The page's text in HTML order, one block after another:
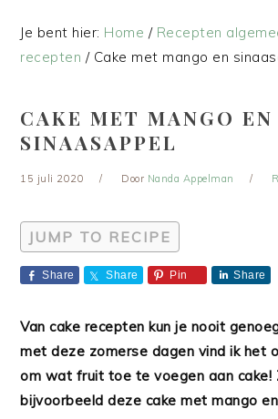
Je bent hier: Home / Recepten
recepten /Cake met mango en
CAKE MET MANGO EN
SINAASAPPEL
15 juli 2020 Door Nanda Appelman
JUMP TO RECIPE
Share Share Pin Share
Van cake recepten kun je nooit
met deze zomerse dagen vind ik het
om wat fruit toe te voegen aan cake!
bijvoorbeeld deze cake met mango